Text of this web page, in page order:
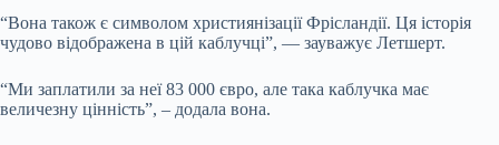
“Вона також є символом християнізації Фрісландії. Ця історія
чудово відображена в цій каблучці”, — зауважує Летшерт.
“Ми заплатили за неї 83 000 євро, але така каблучка має
величезну цінність”, – додала вона.